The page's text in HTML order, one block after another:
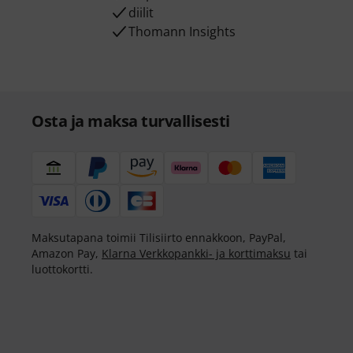
diilit
Thomann Insights
Osta ja maksa turvallisesti
Maksutapana toimii Tilisiirto ennakkoon, PayPal,
Amazon Pay, Klarna Verkkopankki- ja korttimaksu tai
luottokortti.